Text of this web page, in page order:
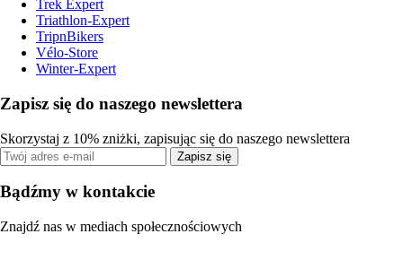
Trek Expert
Triathlon-Expert
TripnBikers
Vélo-Store
Winter-Expert
Zapisz się do naszego newslettera
Skorzystaj z 10% zniżki, zapisując się do naszego newslettera
Zapisz się
Bądźmy w kontakcie
Znajdź nas w mediach społecznościowych